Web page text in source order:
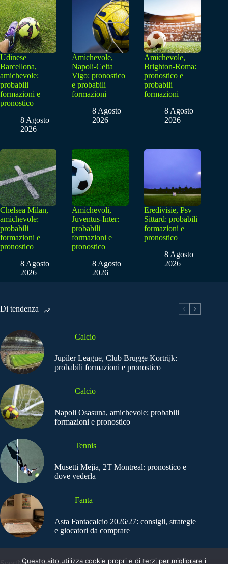
Udinese
Barcellona,
amichevole:
probabili
formazioni e
pronostico
8 Agosto
2026
Amichevole,
Napoli-Celta
Vigo: pronostico
e probabili
formazioni
8 Agosto
2026
Amichevole,
Brighton-Roma:
pronostico e
probabili
formazioni
8 Agosto
2026
Chelsea Milan,
amichevole:
probabili
formazioni e
pronostico
8 Agosto
2026
Amichevoli,
Juventus-Inter:
probabili
formazioni e
pronostico
8 Agosto
2026
Eredivisie, Psv
Sittard: probabili
formazioni e
pronostico
8 Agosto
2026
Di tendenza
Calcio
Jupiler League, Club Brugge Kortrijk:
probabili formazioni e pronostico
Calcio
Napoli Osasuna, amichevole: probabili
formazioni e pronostico
Tennis
Musetti Mejia, 2T Montreal: pronostico e
dove vederla
Fanta
Asta Fantacalcio 2026/27: consigli, strategie
e giocatori da comprare
Questo sito utilizza cookie propri e di terzi per migliorare i